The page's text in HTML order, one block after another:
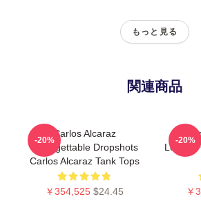
もっと見る
関連商品
Carlos Alcaraz
Unforgettable Dropshots
Carlos Alcaraz Tank Tops
￥354,525 $24.45
-20%
Legend
￥
-20%